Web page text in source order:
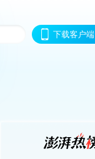
下载客户端